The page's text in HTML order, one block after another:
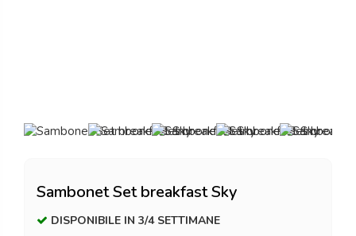
Sambonet Set breakfast Sky
DISPONIBILE IN 3/4 SETTIMANE